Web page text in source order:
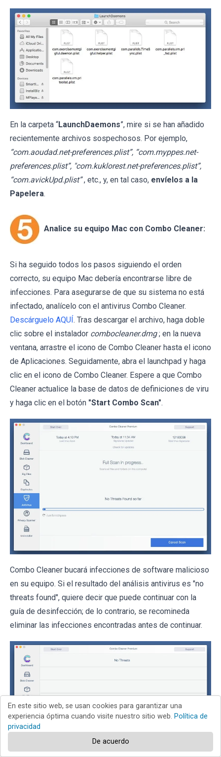
En la carpeta “LaunchDaemons”, mire si se han añadido
recientemente archivos sospechosos. Por ejemplo,
“com.aoudad.net-preferences.plist”, “com.myppes.net-
preferences.plist”, "com.kuklorest.net-preferences.plist”,
“com.avickUpd.plist” , etc., y, en tal caso, envíelos a la
Papelera.
Analice su equipo Mac con Combo Cleaner:
Si ha seguido todos los pasos siguiendo el orden
correcto, su equipo Mac debería encontrarse libre de
infecciones. Para asegurarse de que su sistema no está
infectado, analícelo con el antivirus Combo Cleaner.
Descárguelo AQUÍ. Tras descargar el archivo, haga doble
clic sobre el instalador combocleaner.dmg ; en la nueva
ventana, arrastre el icono de Combo Cleaner hasta el icono
de Aplicaciones. Seguidamente, abra el launchpad y haga
clic en el icono de Combo Cleaner. Espere a que Combo
Cleaner actualice la base de datos de definiciones de viru
y haga clic en el botón "Start Combo Scan".
Combo Cleaner bucará infecciones de software malicioso
en su equipo. Si el resultado del análisis antivirus es "no
threats found", quiere decir que puede continuar con la
guía de desinfección; de lo contrario, se recomineda
eliminar las infecciones encontradas antes de continuar.
En este sitio web, se usan cookies para garantizar una
experiencia óptima cuando visite nuestro sitio web. Política de
privacidad
De acuerdo